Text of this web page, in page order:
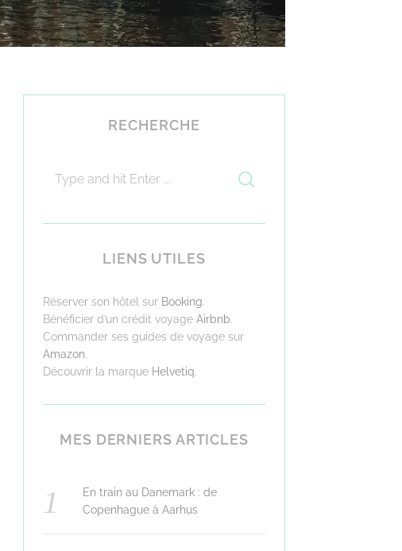
RECHERCHE
LIENS UTILES
Réserver son hôtel sur Booking.
Bénéficier d’un crédit voyage Airbnb.
Commander ses guides de voyage sur
Amazon.
Découvrir la marque Helvetiq.
MES DERNIERS ARTICLES
En train au Danemark : de
Copenhague à Aarhus